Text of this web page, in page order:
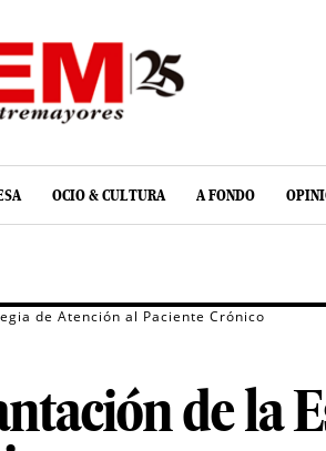
OCIO & CULTURA A FONDO
de Atención al Paciente Crónico
de la